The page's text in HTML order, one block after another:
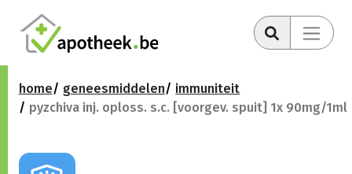
home geneesmiddelen
immuniteit
pyzchiva inj. oploss. s.c. [voorgev. spuit] 1x 90mg/1ml